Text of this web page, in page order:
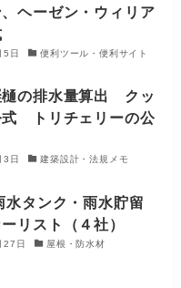
ヘーゼン・ウィリア
5日 便利ツール・便利サイト
樋の排水量算出 クッ
式 トリチェリーの公
3日 建築設計・法規メモ
水タンク・雨水貯留
リスト（４社）
27日 屋根・防水材